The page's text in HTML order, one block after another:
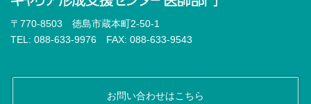
〒770-8503 徳島市蔵本町2-50-1
TEL: 088-633-9976 FAX: 088-633-9543
お問い合わせはこちら